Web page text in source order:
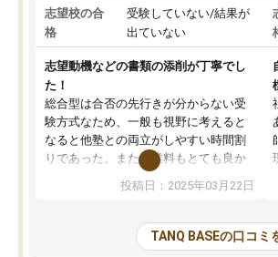
志望校の合
格
受験していない/結果が
出ていない
志望動機などの書類の添削が丁寧でし
た！
総合型は合否の先行きが分からない受
験方式なため、一般も視野に考えると
なると他塾との両立がしやすい時間割
りであった。また授業料もとても良か
総合型の多くの塾は大学生が見ること
大学生の目だけでなく、数人の大人に
も目を通して頂ける。そのため多くの
投稿日：2025年03月22日
TANQ BASEの口コミ